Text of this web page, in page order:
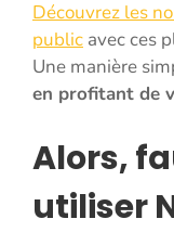
Découvrez les
public avec ces
Une manière
en profitant de
Alors,
utiliser